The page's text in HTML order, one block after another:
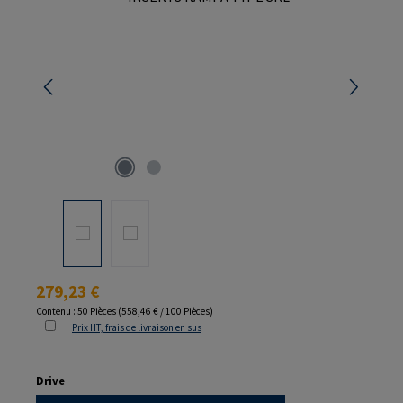
Prix régulier :
279,23 €
Contenu : 50 Pièces (558,46 € / 100 Pièces)
Prix HT, frais de livraison en sus
Sélectionnez
Drive